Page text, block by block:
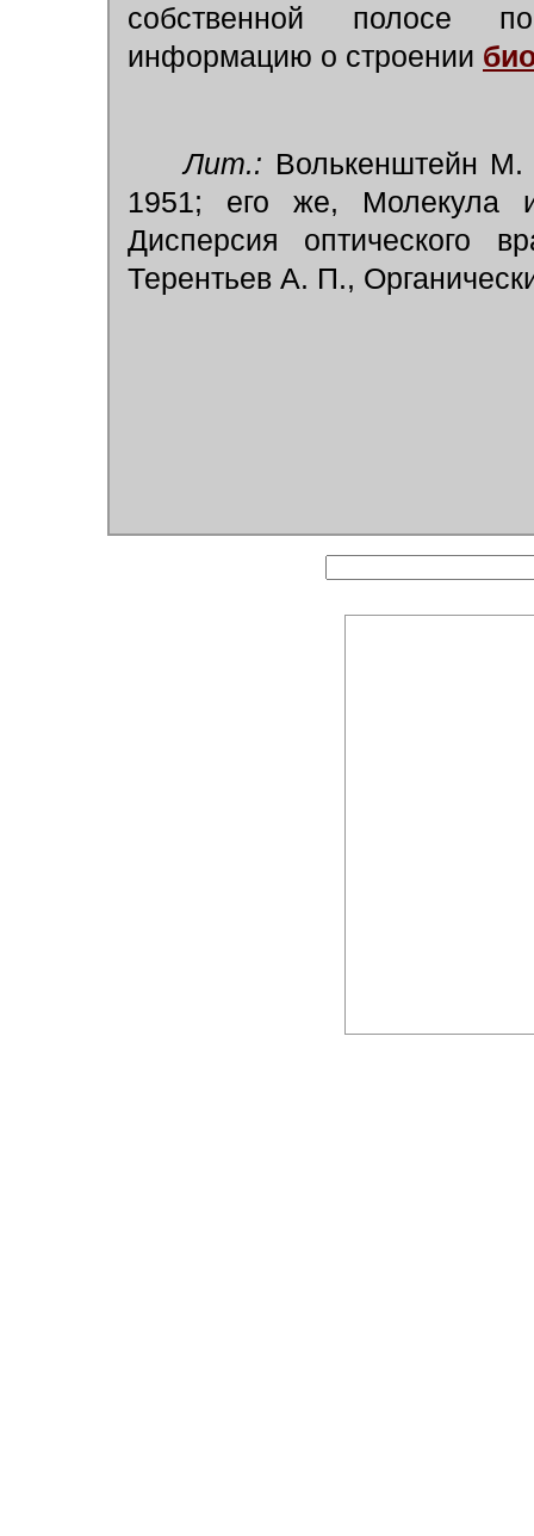
собственной полосе
информацию о строении
Лит.: Волькенштейн
1951; его же,
Дисперсия оптического
Терентьев А. П.,